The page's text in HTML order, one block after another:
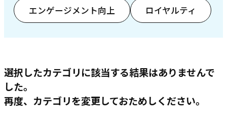
エンゲージメント向上 ロイヤルティ
選択したカテゴリに該当する結果はありませんで
した。
再度、カテゴリを変更しておためしください。